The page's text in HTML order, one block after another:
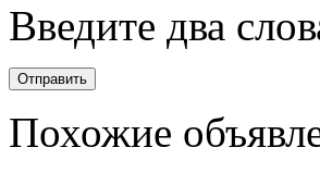
Введите два
Отправить
Похожие